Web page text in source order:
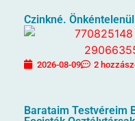
Czinkné.
2026-08-09 2
Barataim Testvéreim